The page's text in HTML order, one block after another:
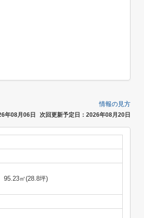
情報の見方
年08月06日 次回更新予定日：2026年08月20日
95.23㎡(28.8坪)